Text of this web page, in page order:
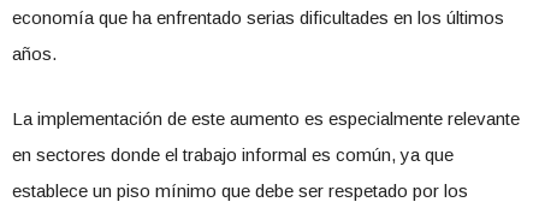
economía que ha enfrentado serias dificultades en los últimos
años.
La implementación de este aumento es especialmente relevante
en sectores donde el trabajo informal es común, ya que
establece un piso mínimo que debe ser respetado por los